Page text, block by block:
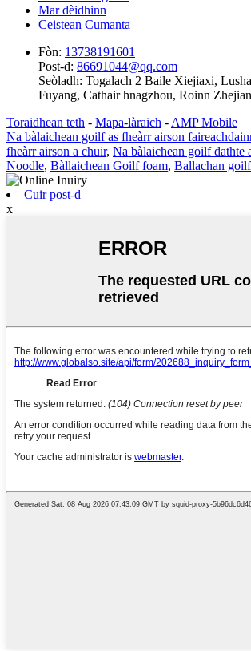
Mar dèidhinn
Ceistean Cumanta
Fòn: 13738191601
Post-d: 86691044@qq.com
Seòladh: Togalach 2 Baile Xiejiaxi,
Fuyang, Cathair hnagzhou, Roinn
Toraidhean teth - Mapa-làraich - AMP Mobile
Na bàlaichean goilf as fheàrr airson
fheàrr airson a chuir, Na bàlaichean goilf dathte
Noodle, Bàllaichean Goilf foam, Ballachan
Cuir post-d
x